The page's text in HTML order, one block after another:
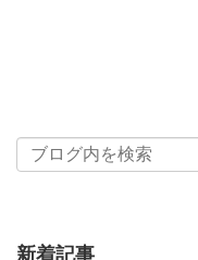
新着記事